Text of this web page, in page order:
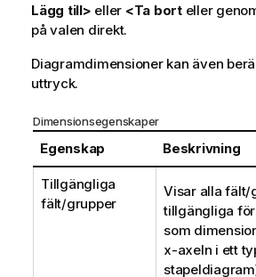
Lägg till> eller <Ta borteller
på valen direkt.
Diagramdimensioner kan även
uttryck.
Dimensionsegenskaper
Egenskap Beskrivning
Tillgängliga
fält/grupper
Visar alla fält/
tillgängliga
som
x-axeln i ett